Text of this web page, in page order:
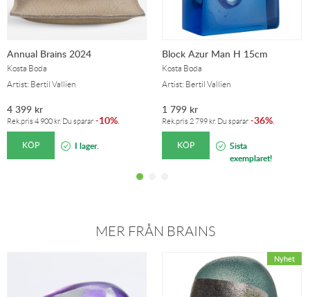
Annual Brains 2024
Kosta Boda
Artist: Bertil Vallien
4 399 kr
Rek.pris 4 900 kr. Du sparar -10%
KÖP I lager.
Block Azur Man H 15cm
Kosta Boda
Artist: Bertil Vallien
1 799 kr
Rek.pris 2 799 kr. Du sparar -36%
KÖP
Sista
exemplaret!
MER FRÅN BRAINS